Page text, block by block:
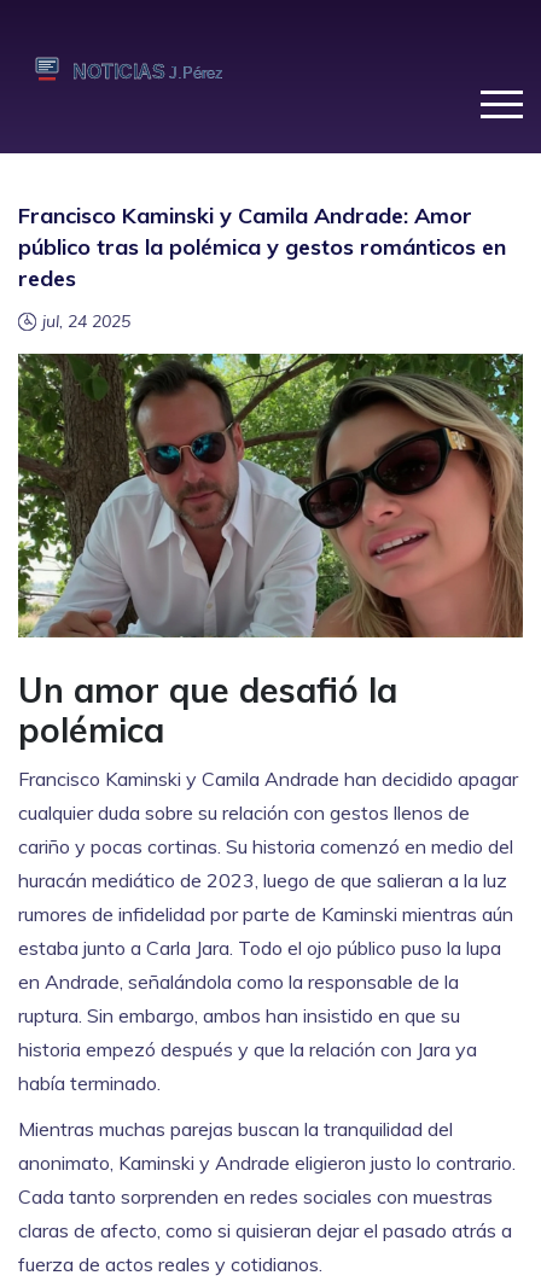
Francisco Kaminski y Camila Andrade: Amor
público tras la polémica y gestos románticos en
redes
jul, 24 2025
Un amor que desafió la
polémica
Francisco Kaminski y Camila Andrade han decidido apagar
cualquier duda sobre su relación con gestos llenos de
cariño y pocas cortinas. Su historia comenzó en medio del
huracán mediático de 2023, luego de que salieran a la luz
rumores de infidelidad por parte de Kaminski mientras aún
estaba junto a Carla Jara. Todo el ojo público puso la lupa
en Andrade, señalándola como la responsable de la
ruptura. Sin embargo, ambos han insistido en que su
historia empezó después y que la relación con Jara ya
había terminado.
Mientras muchas parejas buscan la tranquilidad del
anonimato, Kaminski y Andrade eligieron justo lo contrario.
Cada tanto sorprenden en redes sociales con muestras
claras de afecto, como si quisieran dejar el pasado atrás a
fuerza de actos reales y cotidianos.